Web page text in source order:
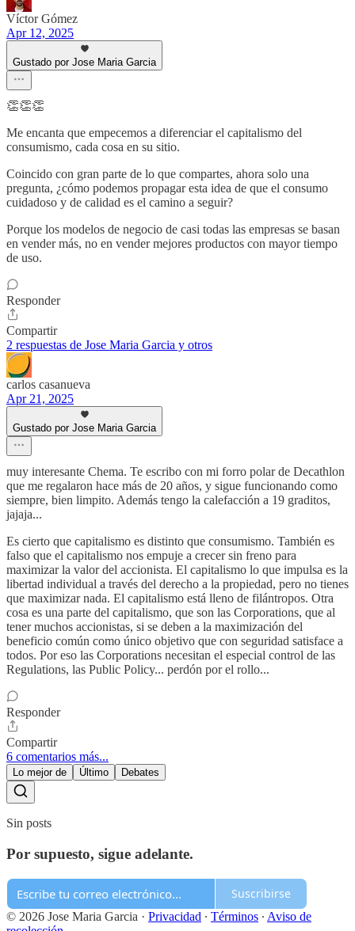
Víctor Gómez
Apr 12, 2025
Gustado por Jose Maria Garcia
👏👏👏
Me encanta que empecemos a diferenciar el capitalismo del
consumismo, cada cosa en su sitio.
Coincido con gran parte de lo que compartes, ahora solo una
pregunta, ¿cómo podemos propagar esta idea de que el consumo
cuidadoso y de calidad es el camino a seguir?
Porque los modelos de negocio de casi todas las empresas se basan
en vender más, no en vender mejores productos con mayor tiempo
de uso.
Responder
Compartir
2 respuestas de Jose Maria Garcia y otros
carlos casanueva
Apr 21, 2025
Gustado por Jose Maria Garcia
muy interesante Chema. Te escribo con mi forro polar de Decathlon
que me regalaron hace más de 20 años, y sigue funcionando como
siempre, bien limpito. Además tengo la calefacción a 19 graditos,
jajaja...
Es cierto que capitalismo es distinto que consumismo. También es
falso que el capitalismo nos empuje a crecer sin freno para
maximizar la valor del accionista. El capitalismo lo que impulsa es la
libertad individual a través del derecho a la propiedad, pero no tienes
que maximizar nada. El capitalismo está lleno de filántropos. Otra
cosa es una parte del capitalismo, que son las Corporations, que al
tener muchos accionistas, si se deben a la maximización del
beneficio común como único objetivo que con seguridad satisface a
todos. Por eso las Corporations necesitan el especial control de las
Regulations, las Public Policy... perdón por el rollo...
Responder
Compartir
6 comentarios más...
Lo mejor de Último Debates
Sin posts
Por supuesto, sigue adelante.
Suscribirse
© 2026 Jose Maria Garcia · Privacidad ∙ Términos ∙ Aviso de